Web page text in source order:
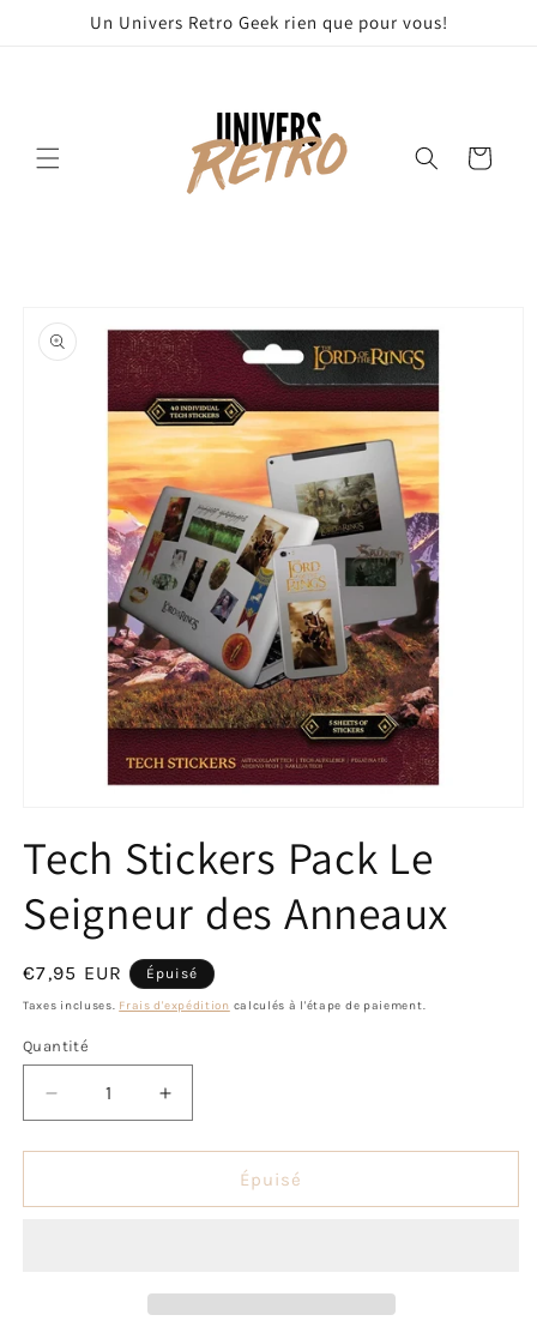
passerUn Univers Retro Geek rien que pour vous!
Panier
informations
produits
média
une
fenêtre
Tech Stickers Pack Le
Seigneur des Anneaux
Prix
habituel
€7,95 EUR Épuisé
Taxes incluses. Frais d'expédition calculés à l'étape de paiement.
Quantité
Quantité
Réduire
la
quantité
Tech
Augmenter
la
quantité
Tech
Épuisé